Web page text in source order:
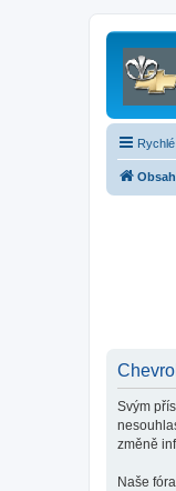
Svým
změně
Naše